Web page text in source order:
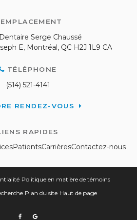
EMPLACEMENT
Serge Chaussé
E Montréal QC H2J 1L9 CA
TÉLÉPHONE
(514) 521-4141
RENDEZ-VOUS
RAPIDES
PatientsCarrièresContactez-nous
Politique en matière de témoins
Plan du site Haut de page